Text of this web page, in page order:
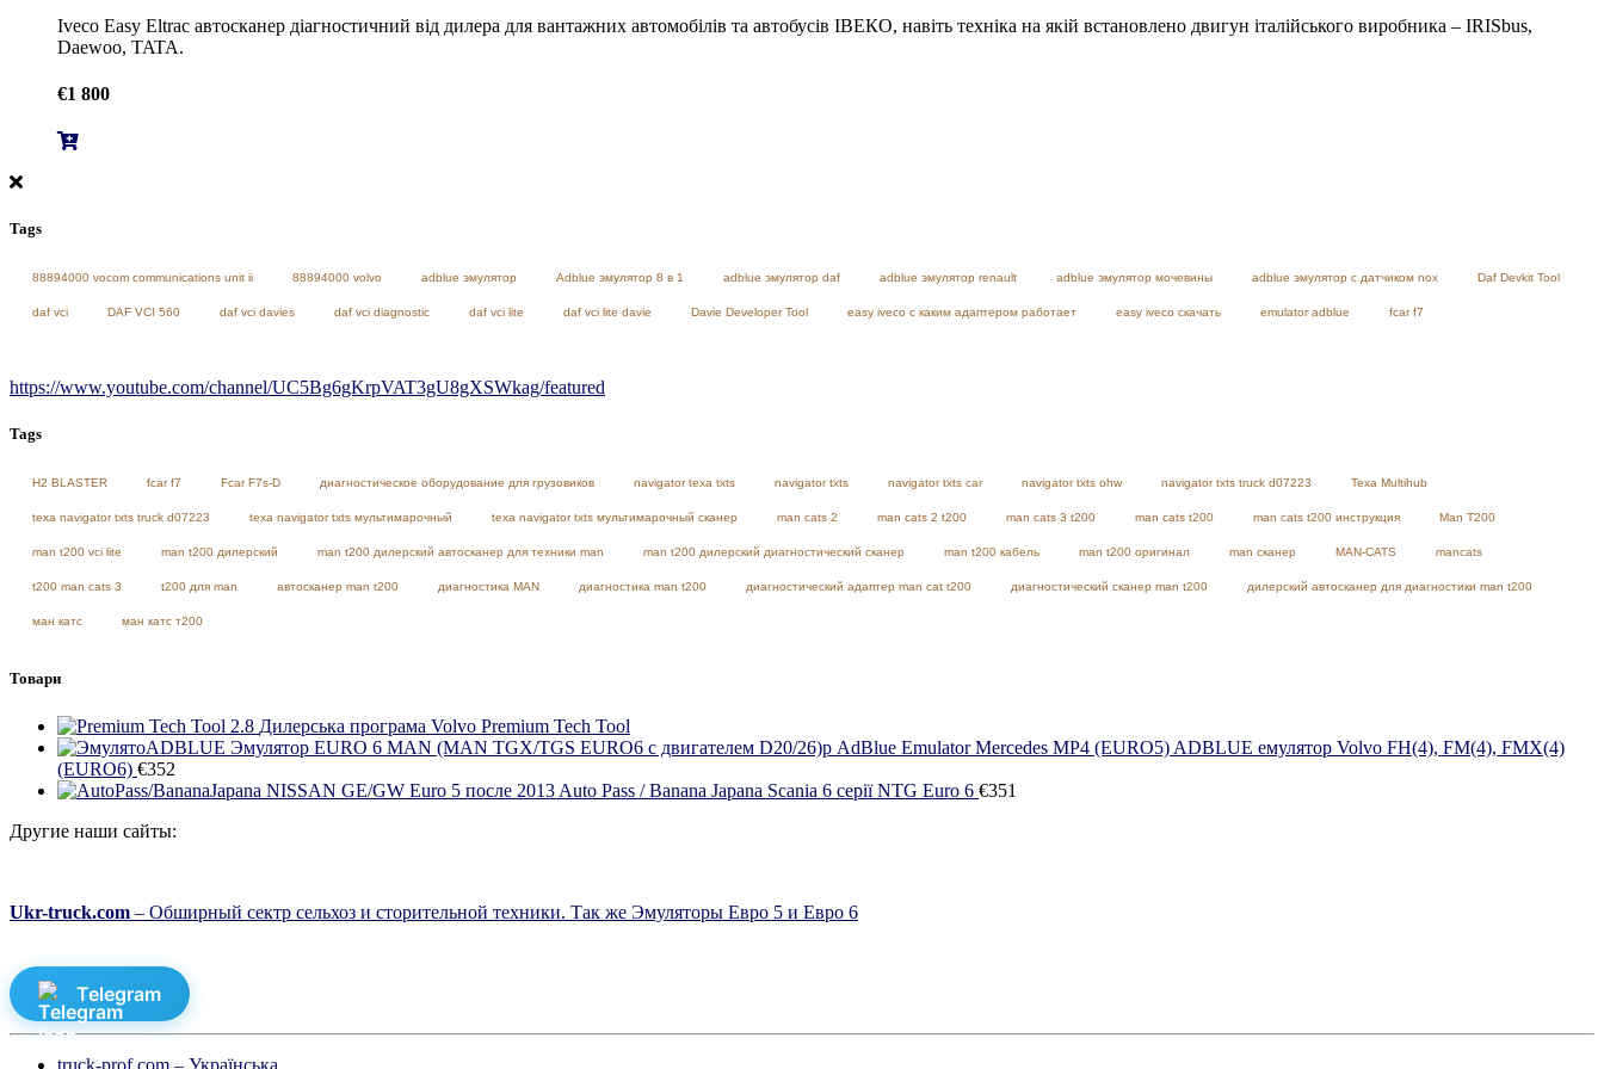
Iveco Easy Eltrac автосканер діагностичний від дилера для вантажних автомобілів та автобусів ІВЕКО, навіть техніка на якій встановлено двигун італійського виробника – IRISbus,
Daewoo, TATA.
€1 800
Tags
88894000 vocom communications unit ii 88894000 volvo adblue эмулятор Adblue эмулятор 8 в 1 adblue эмулятор daf adblue эмулятор renault adblue эмулятор мочевины adblue эмулятор с датчиком nox Daf Devkit Tool
daf vci DAF VCI 560 daf vci davies daf vci diagnostic daf vci lite daf vci lite davie Davie Developer Tool easy iveco с каким адаптером работает easy iveco скачать emulator adblue fcar f7
https://www.youtube.com/channel/UC5Bg6gKrpVAT3gU8gXSWkag/featured
Tags
H2 BLASTER fcar f7 Fcar F7s-D диагностическое оборудование для грузовиков navigator texa txts navigator txts navigator txts car navigator txts ohw navigator txts truck d07223 Texa Multihub
texa navigator txts truck d07223 texa navigator txts мультимарочный texa navigator txts мультимарочный сканер man cats 2 man cats 2 t200 man cats 3 t200 man cats t200 man cats t200 инструкция Man T200
man t200 vci lite man t200 дилерский man t200 дилерский автосканер для техники man man t200 дилерский диагностический сканер man t200 кабель man t200 оригинал man сканер MAN-CATS mancats
t200 man cats 3 t200 для man автосканер man t200 диагностика MAN диагностика man t200 диагностический адаптер man cat t200 диагностический сканер man t200 дилерский автосканер для диагностики man t200
ман катс ман катс т200
Товари
Дилерська програма Volvo Premium Tech Tool
ADBLUE емулятор Volvo FH(4), FM(4), FMX(4)
(EURO6) €352
Auto Pass / Banana Japana Scania 6 серії NTG Euro 6 €351
Другие наши сайты:
Ukr-truck.com – Обширный сектр сельхоз и сторительной техники. Так же Эмуляторы Евро 5 и Евро 6
Telegram
truck-prof.com – Українська